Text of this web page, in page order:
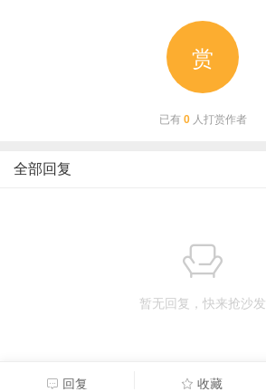
赏
已有 0人打赏作者
全部回复
暂无回复，快来抢沙发
回复 收藏